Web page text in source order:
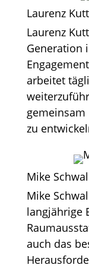
Laurenz
Laurenz
Generation
arbeitet
zu
Mike
Mike
langjährige
auch das